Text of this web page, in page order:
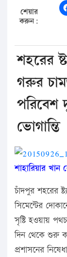
শেয়ার
করুন:
শহরের
গরুর
পরিবেশ
ভোগান্তি
শাহারিয়ার
চাঁদপুর শহরের
সিমেন্টের
সৃষ্টি হওয়ায়
দিন থেকে শুরু
প্রশাসনের